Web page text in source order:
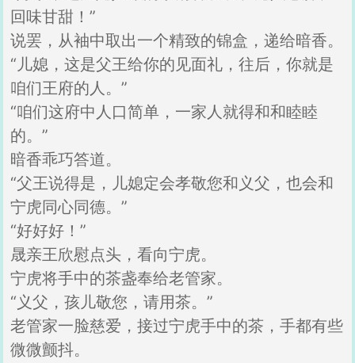
回味甘甜！”
说罢，从袖中取出一个精致的锦盒，递给暗香。
“儿媳，这是父王给你的见面礼，往后，你就是
咱们王府的人。”
“咱们这府中人口简单，一家人就得和和睦睦
的。”
暗香乖巧答道。
“父王说得是，儿媳定会孝敬您和义父，也会和
宁虎同心同德。”
“好好好！”
晟亲王欣慰点头，看向宁虎。
宁虎将手中的茶盏奉给老管家。
“义父，孩儿敬您，请用茶。”
老管家一脸慈爱，接过宁虎手中的茶，手都有些
微微颤抖。